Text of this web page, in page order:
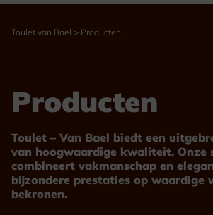
Toulet van Bael > Producten
Producten
Toulet – Van Bael biedt een
van hoogwaardige kwaliteit. Onze
combineert vakmanschap en
bijzondere prestaties op waardige
bekronen.